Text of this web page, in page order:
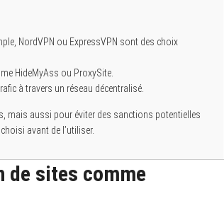
NordVPN ou ExpressVPN sont des choix
HideMyAss ou ProxySite.
à travers un réseau décentralisé.
mais aussi pour éviter des sanctions potentielles
avant de l’utiliser.
de sites comme